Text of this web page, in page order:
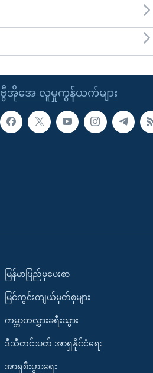
ဗွီအိုအေ လူမှုကွန်ယက်များ
မြန်မာပြည်မှပေးစာ
မြင်ကွင်းကျယ်မှတ်စုများ
ကမ္ဘာတလွှားခရီးသွား
ဒီသီတင်းပတ် အာရှနိုင်ငံရေး
အာရှစီးပွားရေး